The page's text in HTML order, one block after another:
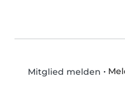
Mitglied melden •